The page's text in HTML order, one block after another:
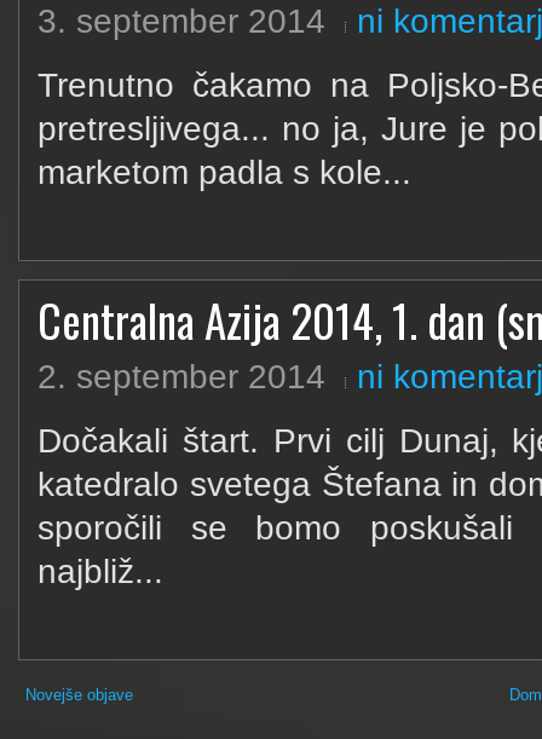
3. september 2014
ni
Trenutno čakamo na Poljsko-
pretresljivega... no ja, Jure je
marketom padla s kole...
Centralna Azija 2014, 1. dan
2. september 2014
ni
Dočakali štart. Prvi cilj Dunaj,
katedralo svetega Štefana in
sporočili se bomo poskušali
najbliž...
Novejše objave